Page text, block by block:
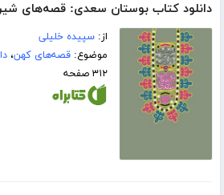
دانلود کتاب بوستان سعدی: قصه‌های
از:سپیده خلیلی
موضوع:قصه‌های کهن،
۳۱۲ صفحه